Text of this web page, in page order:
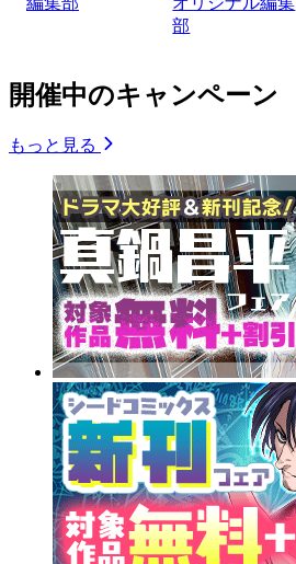
部
開催中のキャンペーン
もっと見る